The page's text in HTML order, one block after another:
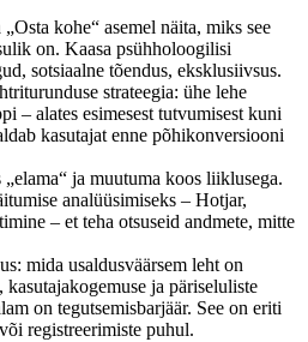
kohe“ asemel näita, miks see
on. Kaasa psühholoogilisi
sotsiaalne tõendus, eksklusiivsus.
strateegia: ühe lehe
– alates esimesest tutvumisest kuni
kasutajat enne põhikonversiooni
ja muutuma koos liiklusega.
analüüsimiseks – Hotjar,
– et teha otsuseid andmete, mitte
mida usaldusväärsem leht on
ja päriseluliste
on tegutsemisbarjäär. See on eriti
registreerimiste puhul.